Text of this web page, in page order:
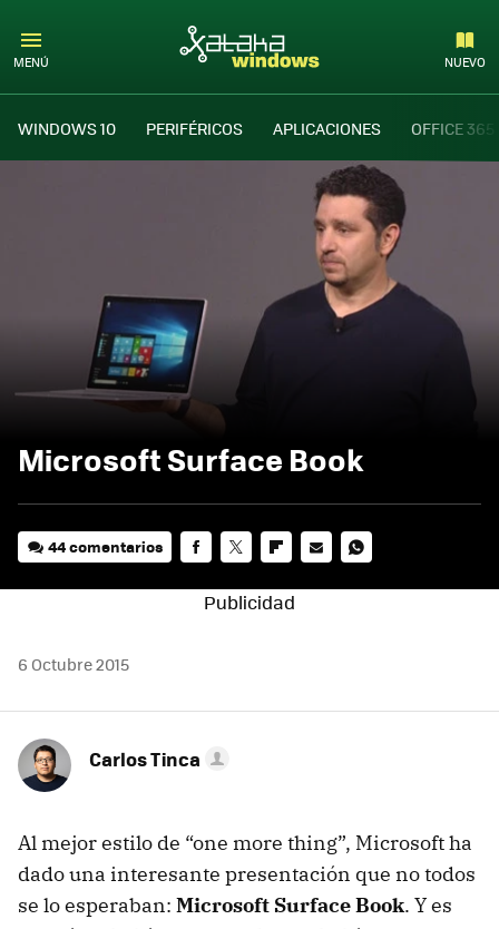
MENÚ NUEVO
WINDOWS 10 PERIFÉRICOS APLICACIONES OFFICE 365
Microsoft Surface Book
44 comentarios
6 Octubre 2015
Carlos Tinca
Al mejor estilo de “one more thing”, Microsoft ha
dado una interesante presentación que no todos
se lo esperaban: Microsoft Surface Book. Y es